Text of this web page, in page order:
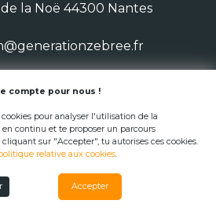
de la Noë 44300 Nantes
Zébrée 2026
compte pour nous !
pour analyser l'utilisation de la
continu et te proposer un parcours
sur "Accepter", tu autorises ces cookies.
relative aux cookies.
Accepter